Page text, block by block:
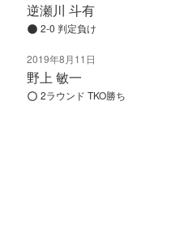
逆瀬川 斗有
2-0 判定負け
2019年8月11日
野上 敏一
2ラウンド TKO勝ち